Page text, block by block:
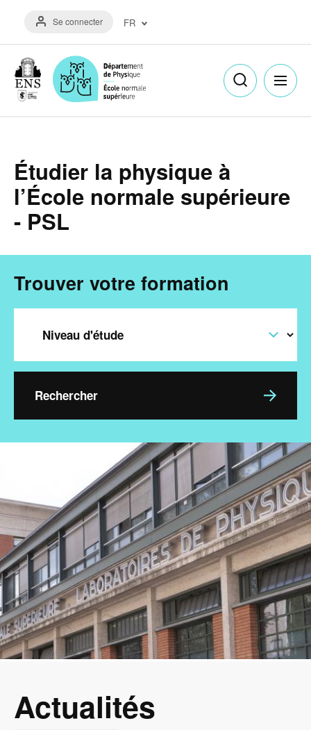
contenu
Menu
du
de
l'utilisateur
Se connecter FR
English
(EN)
Étudier la physique à
l’École normale supérieure
- PSL
Trouver votre formation
Actualités